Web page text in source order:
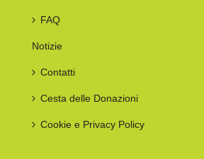
FAQ
Notizie
Contatti
Cesta delle Donazioni
Cookie e Privacy Policy